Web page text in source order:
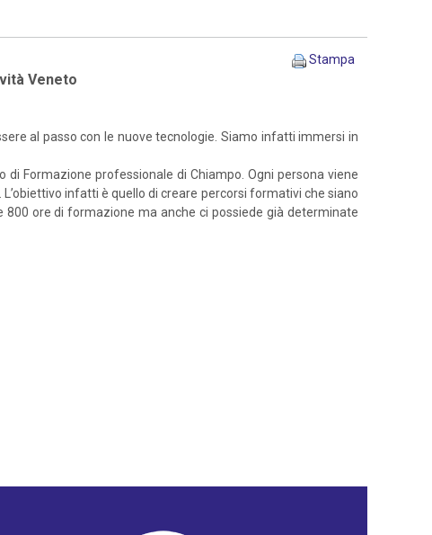
Stampa
Veneto
al passo con le nuove tecnologie. Siamo infatti immersi in
Formazione professionale di Chiampo. Ogni persona viene
infatti è quello di creare percorsi formativi che siano
ore di formazione ma anche ci possiede già determinate